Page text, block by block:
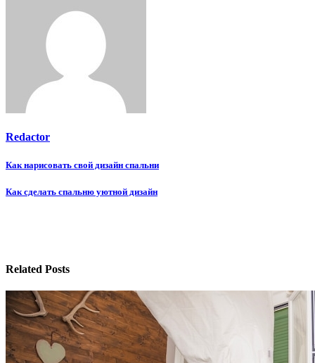
Redactor
Навигация
по
Как нарисовать свой дизайн спальни
Как сделать спальню уютной дизайн
Related Posts